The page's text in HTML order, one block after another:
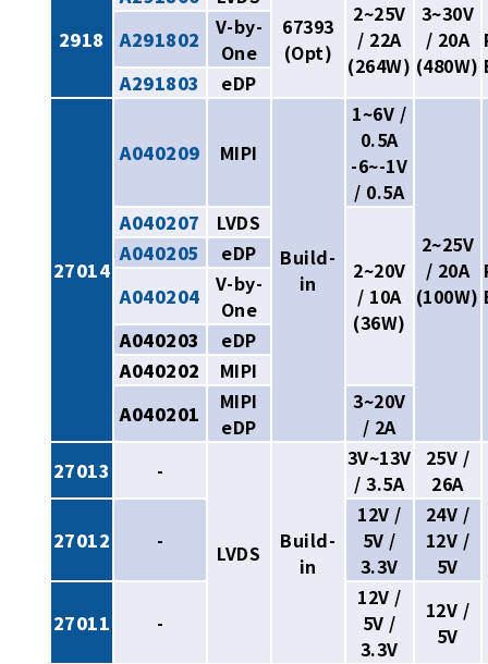
2918
67393
(Opt)
2~25V
/ 22A
(264W)
3~30V
/ 20A
(480W)
A291802
V-by-
One
A291803
eDP
27014
A040209 MIPI
Build-
in
1~6V /
0.5A
-6~-1V
/ 0.5A
2~25V
/ 20A
(100W)
A040207
LVDS
2~20V
/ 10A
(36W)
A040205
eDP
A040204
V-by-
One
A040203
eDP
A040202
MIPI
A040201
MIPI
eDP
3~20V
/ 2A
27013
-
LVDS
Build-
in
3V~13V
/ 3.5A
25V /
26A
27012 -
12V /
5V /
3.3V
24V /
12V /
5V
27011 -
12V /
5V /
3.3V
12V /
5V